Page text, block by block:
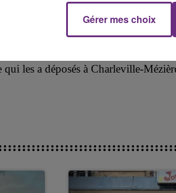
pourra monter jusqu’à 1500
une durée de trois ans.
les a déposés à Charleville-
Gérer mes choix